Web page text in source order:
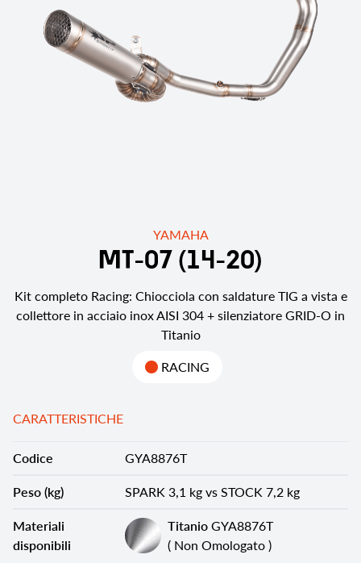
YAMAHA
MT-07 (14-20)
Kit completo Racing: Chiocciola con saldature TIG a vista e
collettore in acciaio inox AISI 304 + silenziatore GRID-O in
Titanio
RACING
CARATTERISTICHE
Codice
GYA8876T
Peso (kg)
SPARK 3,1 kg vs STOCK 7,2 kg
Materiali
disponibili
TitanioGYA8876T
( Non Omologato )